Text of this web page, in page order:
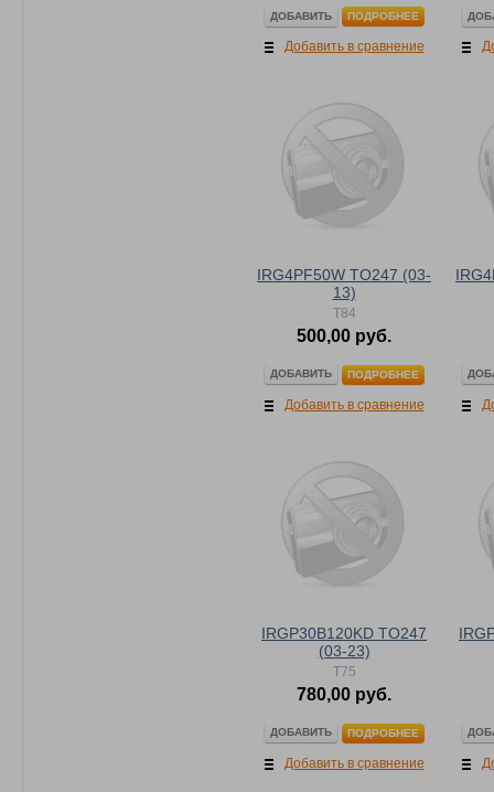
ДОБАВИТЬ ПОДРОБНЕЕ
Добавить в сравнение
IRG4PF50W TO247 (03-
13)
T84
500,00 руб.
ДОБАВИТЬ ПОДРОБНЕЕ
Добавить в сравнение
IRGP30B120KD TO247
(03-23)
T75
780,00 руб.
ДОБАВИТЬ ПОДРОБНЕЕ
Добавить в сравнение